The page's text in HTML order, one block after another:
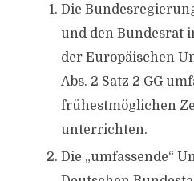
Die
und den Bundesrat
der Europäischen
Abs. 2 Satz 2 GG
frühestmöglichen
unterrichten.
Die „umfassende“